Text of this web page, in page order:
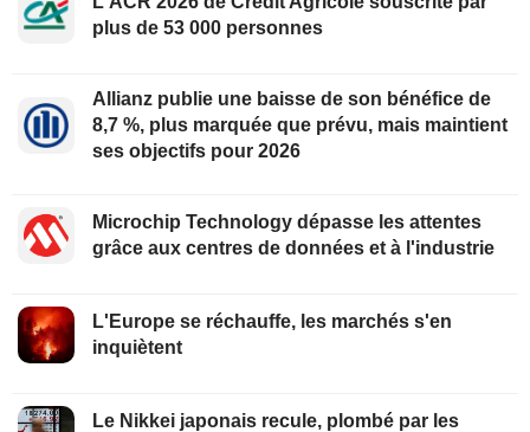
plus de 53 000 personnes
Allianz publie une baisse de son bénéfice de
8,7 %, plus marquée que prévu, mais maintient
ses objectifs pour 2026
Microchip Technology dépasse les attentes
grâce aux centres de données et à l'industrie
L'Europe se réchauffe, les marchés s'en
inquiètent
Le Nikkei japonais recule, plombé par les